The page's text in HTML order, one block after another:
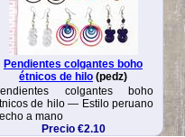
Pendientes colgantes boho
étnicos de hilo (pedz)
colgantes boho
de hilo — Estilo peruano
a mano
Precio €2.10